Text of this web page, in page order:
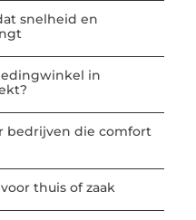
snelheid en
in
bedrijven die comfort
thuis of zaak